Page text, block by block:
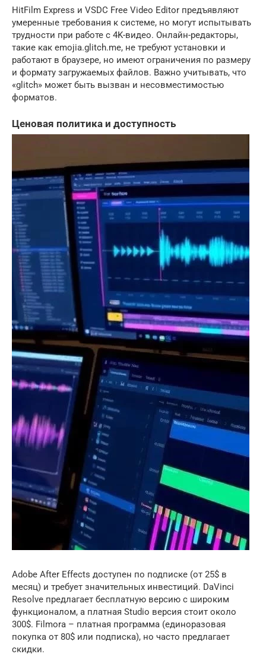
HitFilm Express и VSDC Free Video Editor предъявляют
умеренные требования к системе, но могут испытывать
трудности при работе с 4K-видео. Онлайн-редакторы,
такие как emojia.glitch.me, не требуют установки и
работают в браузере, но имеют ограничения по размеру
и формату загружаемых файлов. Важно учитывать, что
«glitch» может быть вызван и несовместимостью
форматов.
Ценовая политика и доступность
Adobe After Effects доступен по подписке (от 25$ в
месяц) и требует значительных инвестиций. DaVinci
Resolve предлагает бесплатную версию с широким
функционалом, а платная Studio версия стоит около
300$. Filmora – платная программа (единоразовая
покупка от 80$ или подписка), но часто предлагает
скидки.